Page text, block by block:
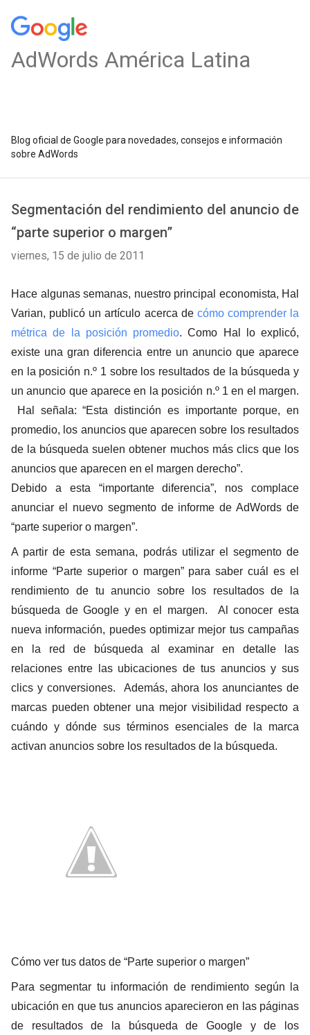
AdWords América Latina
Blog oficial de Google para novedades, consejos e información
sobre AdWords
Segmentación del rendimiento del anuncio de
“parte superior o margen”
viernes, 15 de julio de 2011
Hace algunas semanas, nuestro principal economista, Hal
Varian, publicó un artículo acerca de cómo comprender la
métrica de la posición promedio. Como Hal lo explicó,
existe una gran diferencia entre un anuncio que aparece
en la posición n.º 1 sobre los resultados de la búsqueda y
un anuncio que aparece en la posición n.º 1 en el margen.
Hal señala: “Esta distinción es importante porque, en
promedio, los anuncios que aparecen sobre los resultados
de la búsqueda suelen obtener muchos más clics que los
anuncios que aparecen en el margen derecho”.
Debido a esta “importante diferencia”, nos complace
anunciar el nuevo segmento de informe de AdWords de
“parte superior o margen”.
A partir de esta semana, podrás utilizar el segmento de
informe “Parte superior o margen” para saber cuál es el
rendimiento de tu anuncio sobre los resultados de la
búsqueda de Google y en el margen. Al conocer esta
nueva información, puedes optimizar mejor tus campañas
en la red de búsqueda al examinar en detalle las
relaciones entre las ubicaciones de tus anuncios y sus
clics y conversiones. Además, ahora los anunciantes de
marcas pueden obtener una mejor visibilidad respecto a
cuándo y dónde sus términos esenciales de la marca
activan anuncios sobre los resultados de la búsqueda.
Cómo ver tus datos de “Parte superior o margen”
Para segmentar tu información de rendimiento según la
ubicación en que tus anuncios aparecieron en las páginas
de resultados de la búsqueda de Google y de los